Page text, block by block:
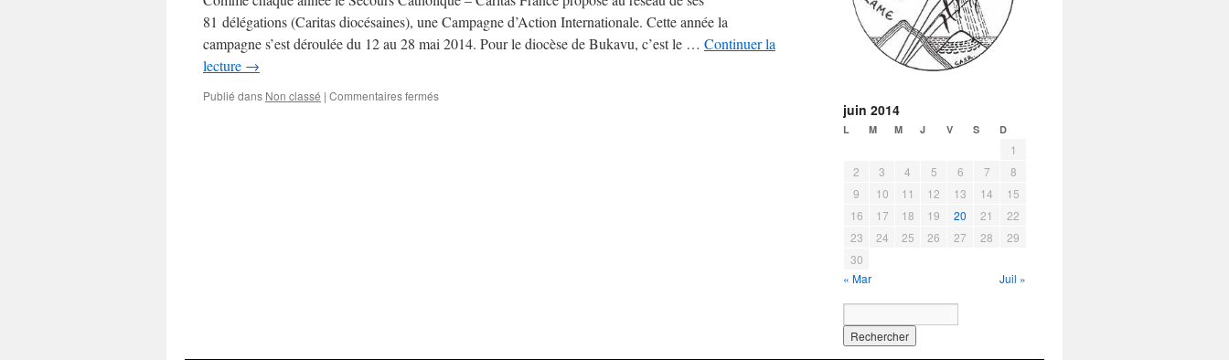
81 délégations (Caritas diocésaines), une Campagne d’Action Internationale. Cette année la
campagne s’est déroulée du 12 au 28 mai 2014. Pour le diocèse de Bukavu, c’est le … Continuer la
lecture →
Publié dans Non classé | Commentaires ferméssur
juin 2014
L M M J V S D
1
2
3 4 5 6 7
8
9
10 11 12 13 14
15
16
17 18 19 20 21
22
23
24 25 26 27 28
29
30
« Mar
Juil »